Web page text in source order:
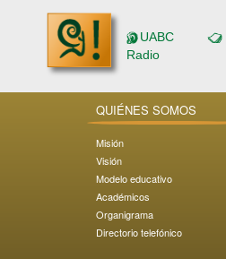
UABC
Radio
QUIÉNES SOMOS
Misión
Visión
Modelo educativo
Académicos
Organigrama
Directorio telefónico